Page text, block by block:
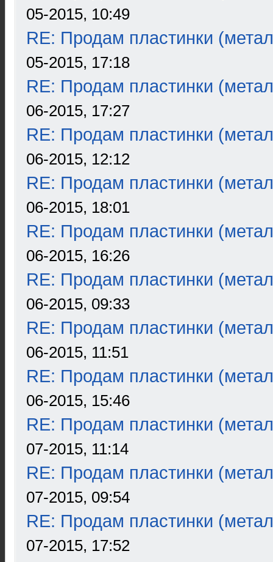
05-2015, 10:49
RE: Продам пластинки
05-2015, 17:18
RE: Продам пластинки
06-2015, 17:27
RE: Продам пластинки
06-2015, 12:12
RE: Продам пластинки
06-2015, 18:01
RE: Продам пластинки
06-2015, 16:26
RE: Продам пластинки
06-2015, 09:33
RE: Продам пластинки
06-2015, 11:51
RE: Продам пластинки
06-2015, 15:46
RE: Продам пластинки
07-2015, 11:14
RE: Продам пластинки
07-2015, 09:54
RE: Продам пластинки
07-2015, 17:52